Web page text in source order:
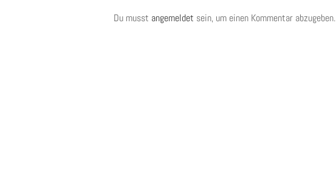
Du musst angemeldet sein, um einen Kommentar abzugeben.